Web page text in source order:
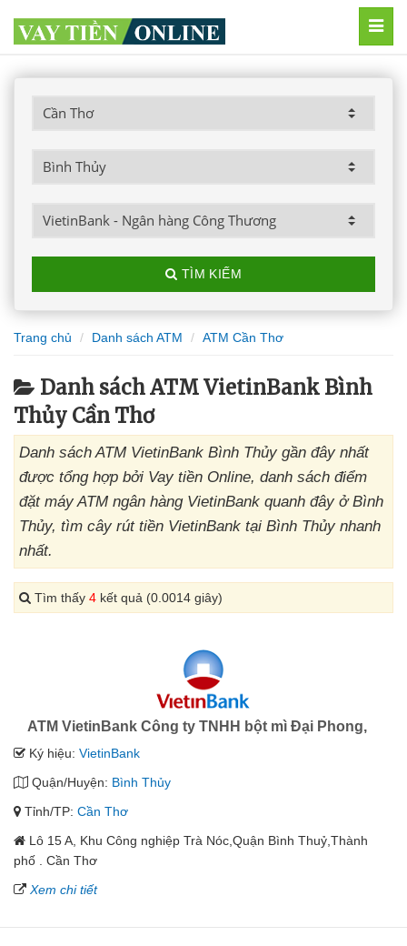
TÌM KIẾM
Trang chủ Danh sách ATM ATM Cần Thơ
Danh sách ATM VietinBank Bình
Thủy Cần Thơ
Danh sách ATM VietinBank Bình Thủy gần đây nhất
được tổng hợp bởi Vay tiền Online, danh sách điểm
đặt máy ATM ngân hàng VietinBank quanh đây ở Bình
Thủy, tìm cây rút tiền VietinBank tại Bình Thủy nhanh
nhất.
Tìm thấy 4 kết quả (0.0014 giây)
ATM VietinBank Công ty TNHH bột mì Đại Phong,
Ký hiệu: VietinBank
Quận/Huyện: Bình Thủy
Tỉnh/TP: Cần Thơ
Lô 15 A, Khu Công nghiệp Trà Nóc,Quận Bình Thuỷ,Thành
phố . Cần Thơ
Xem chi tiết